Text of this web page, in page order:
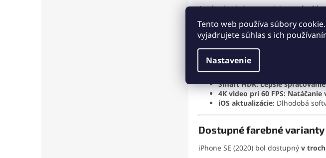
Tento web používa súbory
vyjadrujete súhlas s ich
Nastavenie
Apple chcel týmto modelomosloviť
Kľúčové funkcie a
Podpora bezdrôtového
Touch ID: Rýchle a bezpečné
Smart HDR: Lepšie
4K video pri 60 FPS: Natáčanie
iOS aktualizácie: Dlhodobá
Dostupné farebné varianty
iPhone SE (2020) bol dostupný v